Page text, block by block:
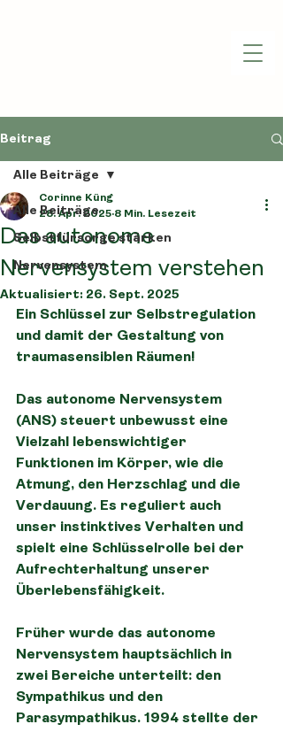
Beitrag
Alle Beiträge
Selbstfürsorge stärken
Nervensystem
Alle Beiträge
Das autonome
Nervensystem verstehen
Corinne Küng
28. Apr. 2025 8 Min. Lesezeit
Aktualisiert: 26. Sept. 2025
Ein Schlüssel zur Selbstregulation
und damit der Gestaltung von
traumasensiblen Räumen!
Das autonome Nervensystem
(ANS) steuert unbewusst eine
Vielzahl lebenswichtiger
Funktionen im Körper, wie die
Atmung, den Herzschlag und die
Verdauung. Es reguliert auch
unser instinktives Verhalten und
spielt eine Schlüsselrolle bei der
Aufrechterhaltung unserer
Überlebensfähigkeit.
Früher wurde das autonome
Nervensystem hauptsächlich in
zwei Bereiche unterteilt: den
Sympathikus und den
Parasympathikus. 1994 stellte der